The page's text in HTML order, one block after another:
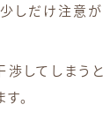
しだけ注意が
してしまう
。